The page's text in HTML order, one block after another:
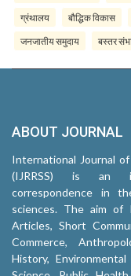
ग्रंथालय बौद्धिक विकास
जनजातीय समुदाय बस्तर
ABOUT JOURNAL
International Journal
(IJRRSS) is an
correspondence in
sciences. The aim of
Articles, Short
Commerce,
History,